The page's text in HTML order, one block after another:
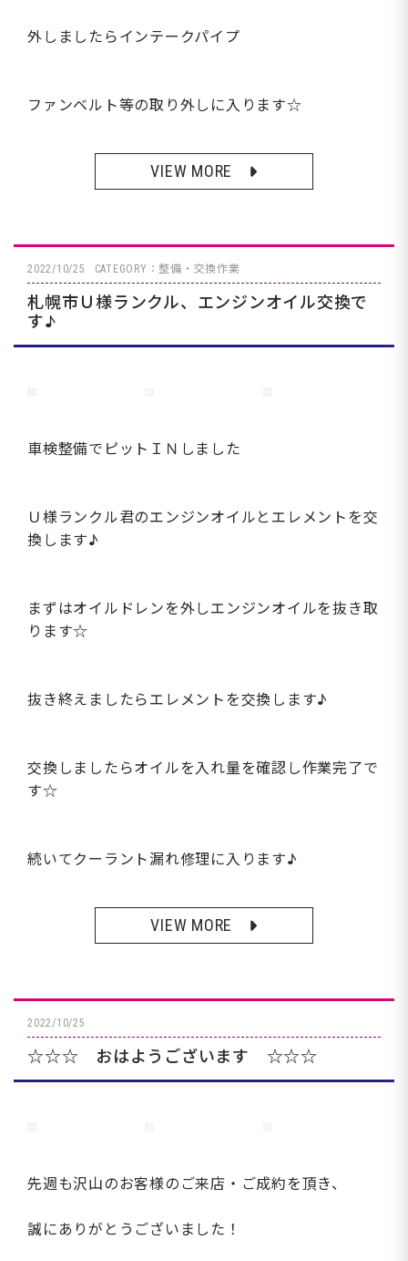
外しましたらインテークパイプ
ファンベルト等の取り外しに入ります☆
VIEW MORE
2022/10/25 CATEGORY：整備・交換作業
札幌市Ｕ様ランクル、エンジンオイル交換で
す♪
車検整備でピットＩＮしました
Ｕ様ランクル君のエンジンオイルとエレメントを交
換します♪
まずはオイルドレンを外しエンジンオイルを抜き取
ります☆
抜き終えましたらエレメントを交換します♪
交換しましたらオイルを入れ量を確認し作業完了で
す☆
続いてクーラント漏れ修理に入ります♪
VIEW MORE
2022/10/25
☆☆☆ おはようございます ☆☆☆
先週も沢山のお客様のご来店・ご成約を頂き、
誠にありがとうございました！